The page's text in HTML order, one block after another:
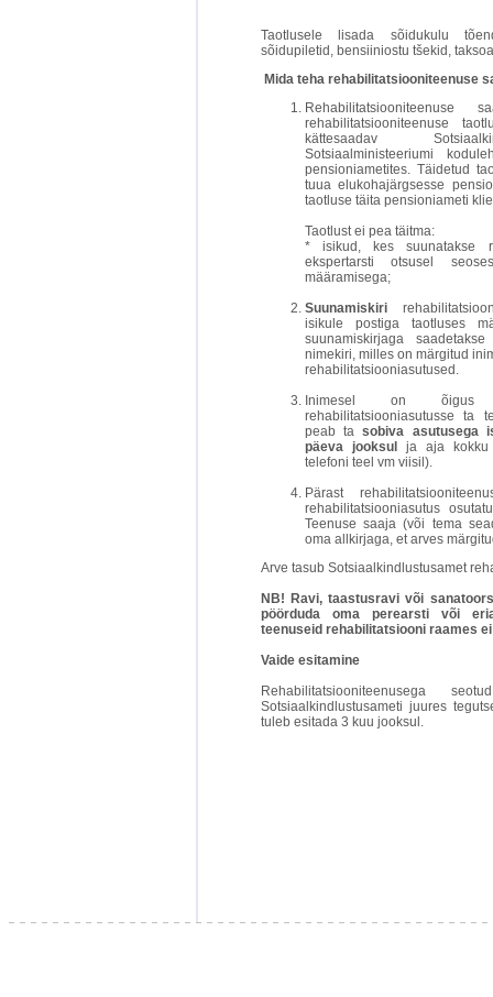
Taotlusele lisada sõidukulu
sõidupiletid, bensiiniostu tšekid,
Mida teha rehabilitatsiooniteenuse
Rehabilitatsiooniteenuse
rehabilitatsiooniteenuse
kättesaadav
Sotsiaalministeeriumi
pensioniametites. Täidetud
tuua elukohajärgsesse
taotluse täita pensioniameti
Taotlust ei pea täitma:
* isikud, kes suunatakse
ekspertarsti otsusel
määramisega;
Suunamiskiri
isikule postiga taotluses
suunamiskirjaga saadetakse
nimekiri, milles on märgitud
rehabilitatsiooniasutused.
Inimesel on õigus
rehabilitatsiooniasutusse ta
peab tasobiva asutusega
päeva jooksul
ja aja kokku
telefoni teel vm viisil).
Pärast
rehabilitatsiooniasutus
Teenuse saaja (või tema
oma allkirjaga, et arves
Arve tasub Sotsiaalkindlustusamet
NB! Ravi, taastusravi või
pöörduda oma perearsti või
teenuseid rehabilitatsiooni raames
Vaide esitamine
Rehabilitatsiooniteenusega
Sotsiaalkindlustusameti juures
tuleb esitada 3 kuu jooksul.